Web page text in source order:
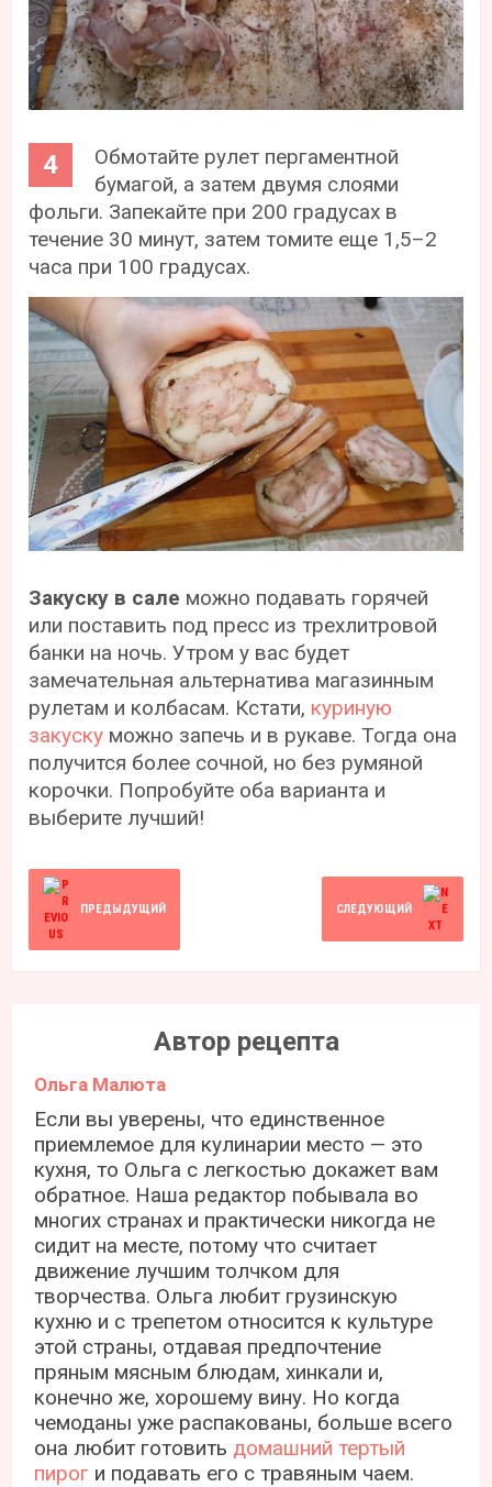
Обмотайте рулет пергаментной
бумагой, а затем двумя слоями
фольги. Запекайте при 200 градусах в
течение 30 минут, затем томите еще 1,5–2
часа при 100 градусах.
Закуску в сале можно подавать горячей
или поставить под пресс из трехлитровой
банки на ночь. Утром у вас будет
замечательная альтернатива магазинным
рулетам и колбасам. Кстати, куриную
закуску можно запечь и в рукаве. Тогда она
получится более сочной, но без румяной
корочки. Попробуйте оба варианта и
выберите лучший!
ПРЕДЫДУЩИЙ СЛЕДУЮЩИЙ
Автор рецепта
Ольга Малюта
Если вы уверены, что единственное
приемлемое для кулинарии место — это
кухня, то Ольга с легкостью докажет вам
обратное. Наша редактор побывала во
многих странах и практически никогда не
сидит на месте, потому что считает
движение лучшим толчком для
творчества. Ольга любит грузинскую
кухню и с трепетом относится к культуре
этой страны, отдавая предпочтение
пряным мясным блюдам, хинкали и,
конечно же, хорошему вину. Но когда
чемоданы уже распакованы, больше всего
она любит готовить домашний тертый
пирог и подавать его с травяным чаем.